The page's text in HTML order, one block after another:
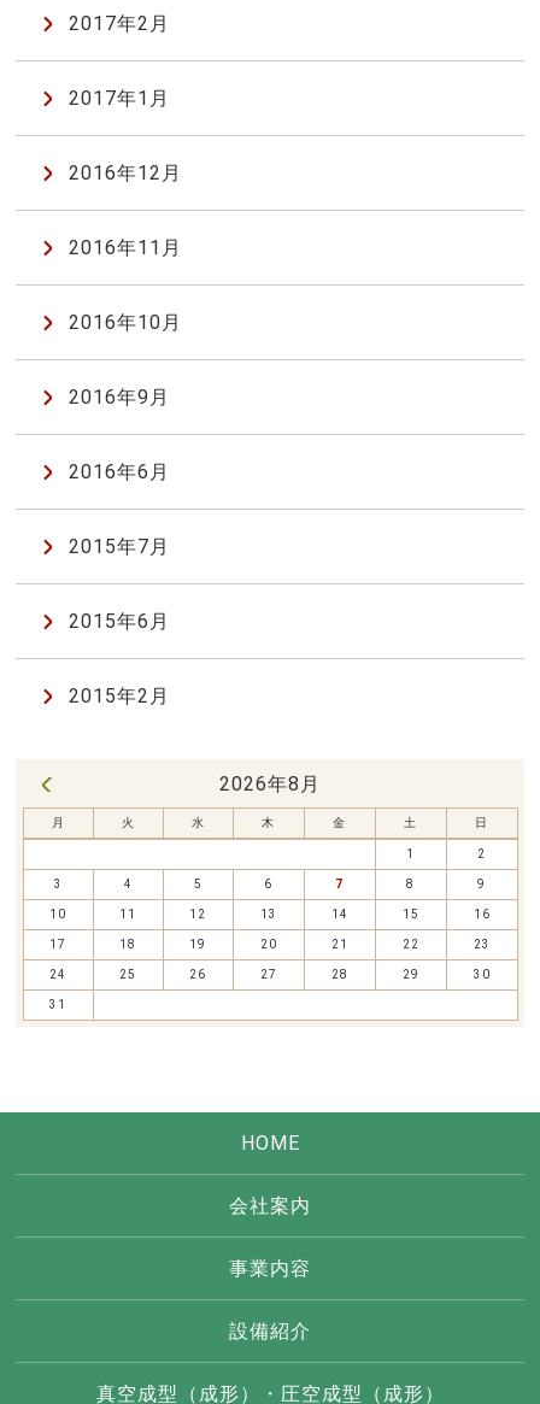
2017年2月
2017年1月
2016年12月
2016年11月
2016年10月
2016年9月
2016年6月
2015年7月
2015年6月
2015年2月
2026年8月
月 火 水 木 金 土 日
1 2
3 4 5 6 7 8 9
10 11 12 13 14 15 16
17 18 19 20 21 22 23
24 25 26 27 28 29 30
31
HOME
会社案内
事業内容
設備紹介
真空成型（成形）・圧空成型（成形）